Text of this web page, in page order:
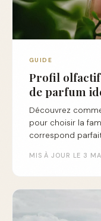
GUIDE
Profil
de parfum
Découvrez
pour choisir la
correspond
MIS À JOUR LE 3